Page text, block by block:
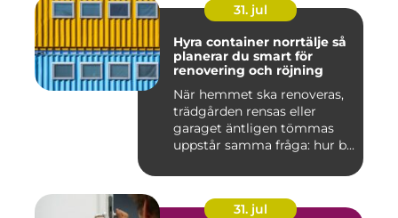
31. jul
Hyra container norrtälje så
planerar du smart för
renovering och röjning
När hemmet ska renoveras,
trädgården rensas eller
garaget äntligen tömmas
uppstår samma fråga: hur b...
31. jul